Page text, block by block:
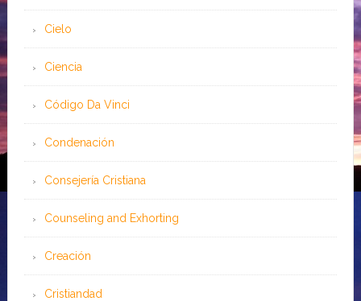
Cielo
Ciencia
Código Da Vinci
Condenación
Consejería Cristiana
Counseling and Exhorting
Creación
Cristiandad